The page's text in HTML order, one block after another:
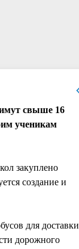
свыше 16
ученикам
закуплено
создание и
для доставки
дорожного